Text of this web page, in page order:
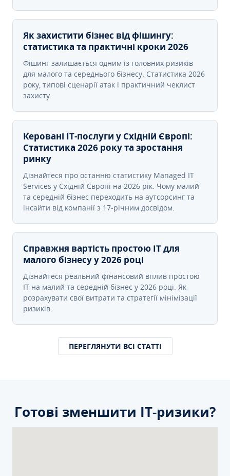
Як захистити бізнес від фішингу:
статистика та практичні кроки 2026
Фішинг залишається одним із головних ризиків
для малого та середнього бізнесу. Статистика 2026
року, типові сценарії атак і практичний чеклист
захисту.
Керовані ІТ-послуги у Східній Європі:
Статистика 2026 року та зростання
ринку
Дізнайтеся про останню статистику Managed IT
Services у Східній Європі на 2026 рік. Чому малий
та середній бізнес переходить на аутсорсинг та
інсайти від компанії з 17-річним досвідом.
Справжня вартість простою IT для
малого бізнесу у 2026 році
Дізнайтеся реальний фінансовий вплив простою
IT на малий та середній бізнес у 2026 році. Як
розрахувати свої витрати та стратегії мінімізації
ризиків.
ПЕРЕГЛЯНУТИ ВСІ СТАТТІ
Готові зменшити ІТ-ризики?